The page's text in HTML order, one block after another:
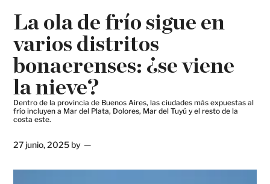
La ola de frío sigue en
varios distritos
bonaerenses: ¿se viene
la nieve?
Dentro de la provincia de Buenos Aires, las ciudades más expuestas al
frío incluyen a Mar del Plata, Dolores, Mar del Tuyú y el resto de la
costa este.
27 junio, 2025 by